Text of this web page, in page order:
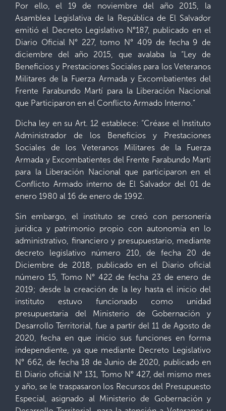
Por ello, el 19 de noviembre del año 2015, la
Asamblea Legislativa de la República de El Salvador
emitió el Decreto Legislativo N°187, publicado en el
Diario Oficial N° 227, tomo N° 409 de fecha 9 de
diciembre del año 2015, que avalaba la “Ley de
Beneficios y Prestaciones Sociales para los Veteranos
Militares de la Fuerza Armada y Excombatientes del
Frente Farabundo Martí para la Liberación Nacional
que Participaron en el Conflicto Armado Interno.”
Dicha ley en su Art. 12 establece: “Créase el Instituto
Administrador de los Beneficios y Prestaciones
Sociales de los Veteranos Militares de la Fuerza
Armada y Excombatientes del Frente Farabundo Martí
para la Liberación Nacional que participaron en el
Conflicto Armado interno de El Salvador del 01 de
enero 1980 al 16 de enero de 1992.
Sin embargo, el instituto se creó con personería
jurídica y patrimonio propio con autonomía en lo
administrativo, financiero y presupuestario, mediante
decreto legislativo número 210, de fecha 20 de
Diciembre de 2018, publicado en el Diario oficial
número 15, Tomo N° 422 de fecha 23 de enero de
2019; desde la creación de la ley hasta el inicio del
instituto estuvo funcionado como unidad
presupuestaria del Ministerio de Gobernación y
Desarrollo Territorial, fue a partir del 11 de Agosto de
2020, fecha en que inicio sus funciones en forma
independiente, ya que mediante Decreto Legislativo
N° 662, de fecha 18 de Junio de 2020, publicado en
El Diario oficial N° 131, Tomo N° 427, del mismo mes
y año, se le traspasaron los Recursos del Presupuesto
Especial, asignado al Ministerio de Gobernación y